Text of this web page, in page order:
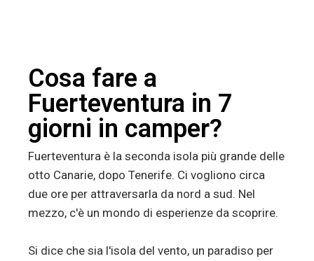
Cosa fare a
Fuerteventura in 7
giorni in camper?
Fuerteventura è la seconda isola più grande delle
otto Canarie, dopo Tenerife. Ci vogliono circa
due ore per attraversarla da nord a sud. Nel
mezzo, c'è un mondo di esperienze da scoprire.
Si dice che sia l'isola del vento, un paradiso per